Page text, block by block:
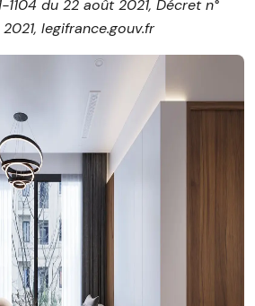
1104 du 22 août 2021, Décret n°
legifrance.gouv.fr